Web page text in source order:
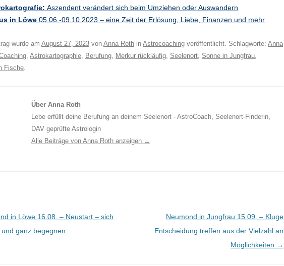
Aszendent verändert sich beim Umziehen oder Auswandern
in Löwe 05.06.-09.10.2023 – eine Zeit der Erlösung, Liebe, Finanzen und mehr
wurde am August 27, 2023 von Anna Roth in Astrocoaching veröffentlicht. Schlagworte: Anna
, Astrokartographie, Berufung, Merkur rückläufig, Seelenort, Sonne in Jungfrau,
Fische.
Über Anna Roth
Lebe erfüllt deine Berufung an deinem Seelenort - AstroCoach, Seelenort-Finderin,
DAV geprüfte Astrologin
Alle Beiträge von Anna Roth anzeigen →
in Löwe 16.08. – Neustart – sich
ganz begegnen
Neumond in Jungfrau 15.09. – Kluge
Entscheidung treffen aus der Vielzahl an
Möglichkeiten →